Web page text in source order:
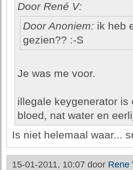
Door René V:
Door Anoniem: ik heb
gezien?? :-S
Je was me voor.
illegale keygenerator is
bloed, nat water en
Is niet helemaal waar...
15-01-2011, 10:07 door Rene